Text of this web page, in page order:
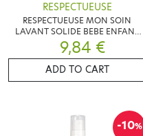
RESPECTUEUSE
RESPECTUEUSE MON SOIN
LAVANT SOLIDE BEBE ENFANT
75G
9,84 €
ADD TO CART
-10%